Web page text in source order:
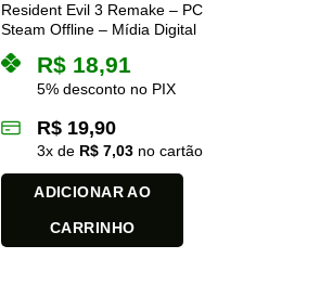
Resident Evil 3 Remake – PC
Steam Offline – Mídia Digital
R$ 18,91
5% desconto no PIX
R$ 19,90
3x de R$ 7,03 no cartão
ADICIONAR AO
CARRINHO